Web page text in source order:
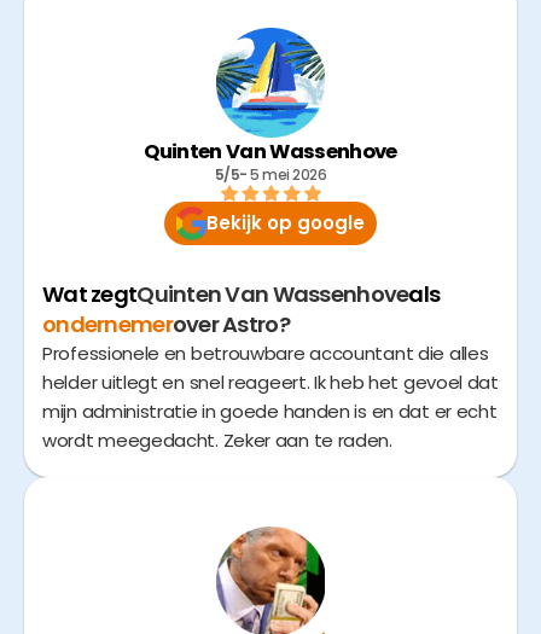
Quinten Van Wassenhove
5/5- 5 mei 2026
Bekijk op google
Wat zegtQuinten Van Wassenhoveals
ondernemerover Astro?
Professionele en betrouwbare accountant die alles
helder uitlegt en snel reageert. Ik heb het gevoel dat
mijn administratie in goede handen is en dat er echt
wordt meegedacht. Zeker aan te raden.